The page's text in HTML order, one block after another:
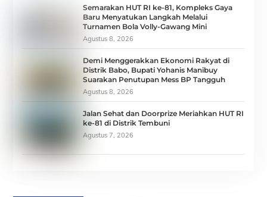
Semarakan HUT RI ke-81, Kompleks Gaya
Baru Menyatukan Langkah Melalui
Turnamen Bola Volly-Gawang Mini
Agustus 8, 2026
Demi Menggerakkan Ekonomi Rakyat di
Distrik Babo, Bupati Yohanis Manibuy
Suarakan Penutupan Mess BP Tangguh
Agustus 8, 2026
Jalan Sehat dan Doorprize Meriahkan HUT RI
ke-81 di Distrik Tembuni
Agustus 7, 2026